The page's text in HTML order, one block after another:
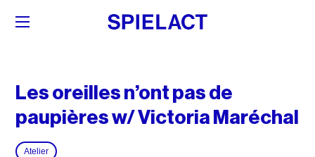
Les oreilles n’ont pas de
paupières w/ Victoria Maréchal
Atelier